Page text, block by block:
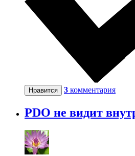
Нравится 3 комментария
PDO не видит